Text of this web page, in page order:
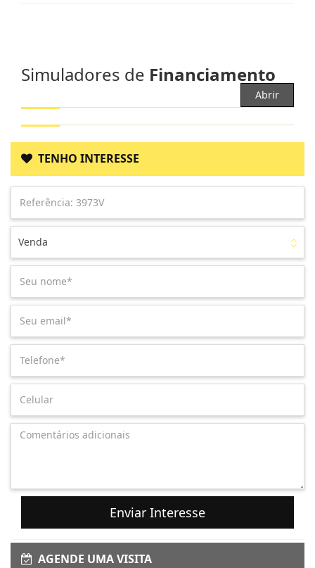
Simuladores de Financiamento
Abrir
TENHO INTERESSE
Venda
Enviar Interesse
AGENDE UMA VISITA